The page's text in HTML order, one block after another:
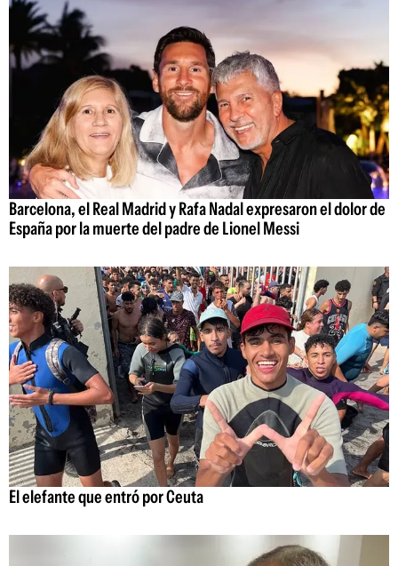
Barcelona, el Real Madrid y Rafa Nadal expresaron el dolor de
España por la muerte del padre de Lionel Messi
El elefante que entró por Ceuta